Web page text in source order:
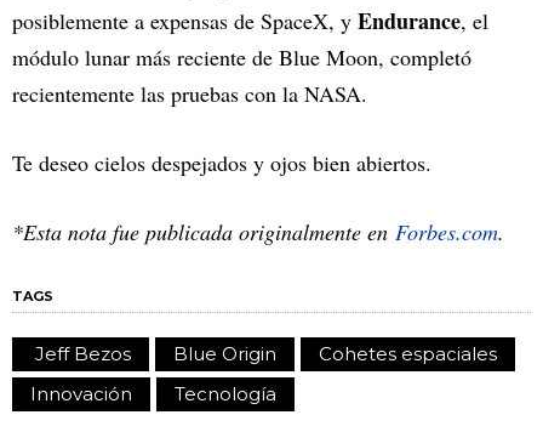
posiblemente a expensas de SpaceX, y Endurance, el
módulo lunar más reciente de Blue Moon, completó
recientemente las pruebas con la NASA.
Te deseo cielos despejados y ojos bien abiertos.
*Esta nota fue publicada originalmente en Forbes.com.
TAGS
Jeff Bezos Blue Origin
Cohetes espaciales
Innovación
Tecnología